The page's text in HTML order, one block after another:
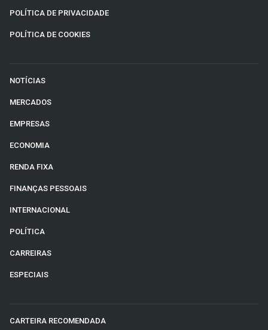
POLÍTICA DE PRIVACIDADE
POLÍTICA DE COOKIES
NOTÍCIAS
MERCADOS
EMPRESAS
ECONOMIA
RENDA FIXA
FINANÇAS PESSOAIS
INTERNACIONAL
POLÍTICA
CARREIRAS
ESPECIAIS
CARTEIRA RECOMENDADA